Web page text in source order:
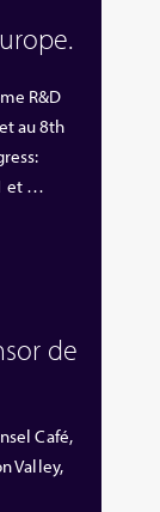
R&D
au 8th
et …
de
Café,
Valley,